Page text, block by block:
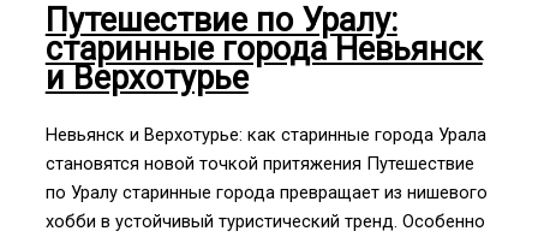
Путешествие по Уралу:
старинные города Невьянск
и Верхотурье
Невьянск и Верхотурье: как старинные города Урала
становятся новой точкой притяжения Путешествие
по Уралу старинные города превращает из нишевого
хобби в устойчивый туристический тренд. Особенно